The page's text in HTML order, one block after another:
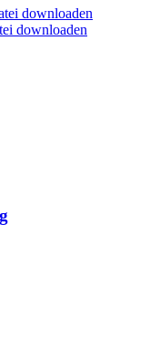
downloaden
downloaden